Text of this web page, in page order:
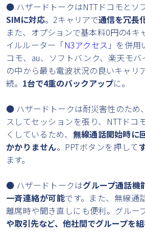
● ハザードトークはNTTドコモとソ
SIMに対応。2キャリアで通信を冗長
また、オプションで基本料0円の4キ
イルルーター「N3アクセス 」を併用
コモ、au、ソフトバンク、楽天モ
の中から最も電波状況の良いキャリ
続。 1台で4重のバックアップに。
● ハザードトークは耐災害性のため
スしてセッションを張り、NTTドコ
くしているため、 無線通話開始時に
かかりません。PPTボタンを押して
ます。
● ハザードトークはグループ通話機
一斉連絡が可能です。また、無線通
離席時や聞き直しにも便利。グルー
や取引先など、他社間でグループを組